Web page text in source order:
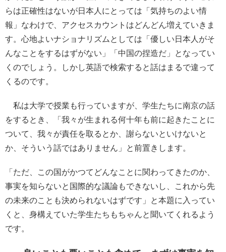
らは正確性はないが日本人にとっては「気持ちのよい情
報」なわけで、アクセスカウントはどんどん増えていきま
す。心地よいナショナリズムとしては「優しい日本人がそ
んなことをするはずがない」「中国の捏造だ」となってい
くのでしょう。しかし英語で検索すると話はまるで違って
くるのです。
私は大学で授業も行っていますが、学生たちに南京の話
をするとき、「我々が生まれる何十年も前に起きたことに
ついて、我々が責任を取るとか、謝らないといけないと
か、そういう話ではありません」と前置きします。
「ただ、この国がかつてどんなことに関わってきたのか、
事実を知らないと国際的な議論もできないし、これから先
の未来のことも決められないはずです」と本題に入ってい
くと、身構えていた学生たちもちゃんと聞いてくれるよう
です。